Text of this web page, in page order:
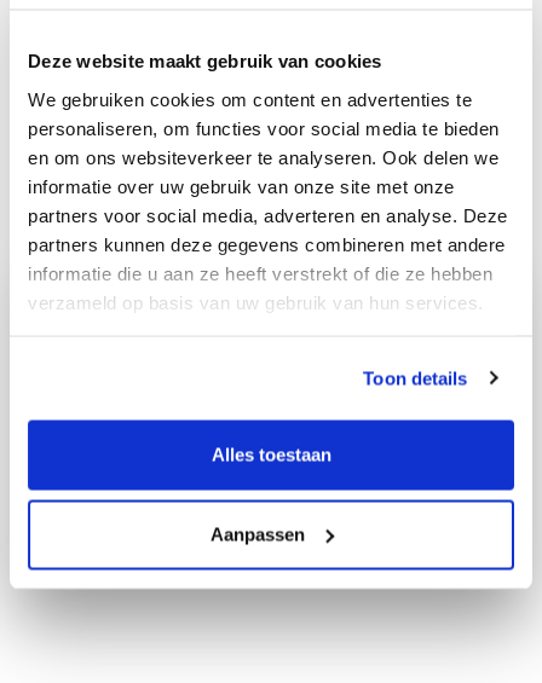
Deze website maakt gebruik van cookies
We gebruiken cookies om content en advertenties te
personaliseren, om functies voor social media te bieden
en om ons websiteverkeer te analyseren. Ook delen we
informatie over uw gebruik van onze site met onze
partners voor social media, adverteren en analyse. Deze
partners kunnen deze gegevens combineren met andere
informatie die u aan ze heeft verstrekt of die ze hebben
verzameld op basis van uw gebruik van hun services.
Toon details
Alles toestaan
Aanpassen
+31 (0) 85 040 03 00
Routebeschrijving